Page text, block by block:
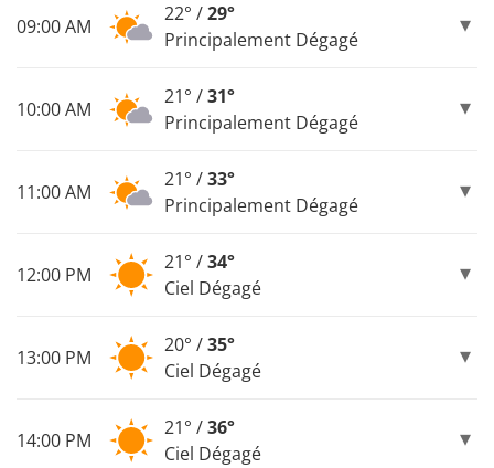
09:00 AM
22° /29°
Principalement Dégagé
10:00 AM
21° /31°
Principalement Dégagé
11:00 AM
21° /33°
Principalement Dégagé
12:00 PM
21° /34°
Ciel Dégagé
13:00 PM
20° /35°
Ciel Dégagé
14:00 PM
21° /36°
Ciel Dégagé